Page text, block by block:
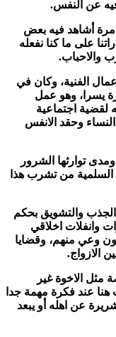
عن النفس.
مرة أشاهد فيه بعض
على ما كنا نفعله
والاحباب.
الفنية، وكان في
يسرا، وهو عمل
لقضية اجتماعية
وحقد الانفس
توارثها الشرور
السلمية من تشرب هذا
والتشويق بحكم
وانفلات اخلاقي
وعي منهم، وقضايا
الازواج.
مثل الاخوة غير
عند فكرة مهمة جدا
عن اهله أو يبعد